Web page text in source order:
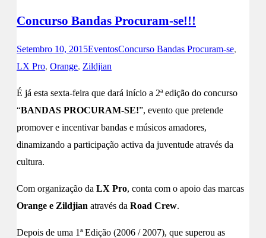
Concurso Bandas Procuram-se!!!
Setembro 10, 2015EventosConcurso Bandas Procuram-se,
LX Pro, Orange, Zildjian
É já esta sexta-feira que dará início a 2ª edição do concurso
“BANDAS PROCURAM-SE!”, evento que pretende
promover e incentivar bandas e músicos amadores,
dinamizando a participação activa da juventude através da
cultura.
Com organização da LX Pro, conta com o apoio das marcas
Orange e Zildjian através da Road Crew.
Depois de uma 1ª Edição (2006 / 2007), que superou as